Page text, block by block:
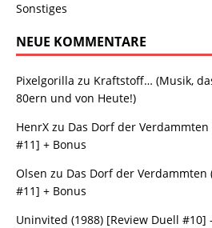
Sonstiges
NEUE KOMMENTARE
Pixelgorilla zu Kraftstoff… (Musik,
80ern und von Heute!)
HenrX zu Das Dorf der Verdammten
#11] + Bonus
Olsen zu Das Dorf der Verdammten
#11] + Bonus
Uninvited (1988) [Review Duell #10]